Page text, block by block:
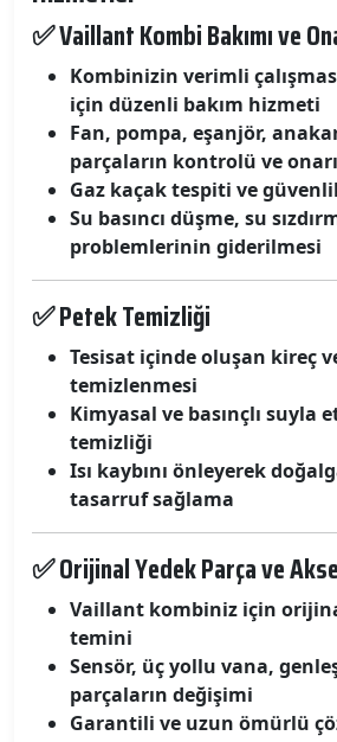
✅ Vaillant Kombi Bakımı ve
Kombinizin verimli
için düzenli bakım hizmeti
Fan, pompa, eşanjör,
parçaların kontrolü ve
Gaz kaçak tespiti ve
Su basıncı düşme, su
problemlerinin giderilmesi
✅ Petek Temizliği
Tesisat içinde oluşan kireç
temizlenmesi
Kimyasal ve basınçlı suyla
temizliği
Isı kaybını önleyerek
tasarruf sağlama
✅ Orijinal Yedek Parça ve
Vaillant kombiniz için
temini
Sensör, üç yollu vana,
parçaların değişimi
Garantili ve uzun ömürlü